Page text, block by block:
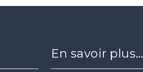
En savoir plus…